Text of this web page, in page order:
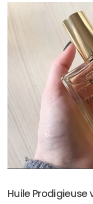
16/05/2026
Huile Prodigieuse